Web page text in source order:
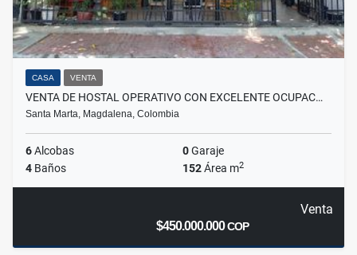
CASA VENTA
VENTA DE HOSTAL OPERATIVO CON EXCELENTE OCUPAC…
Santa Marta, Magdalena, Colombia
6Alcobas 0Garaje
4 Baños 152Área m2
Venta
$450.000.000COP